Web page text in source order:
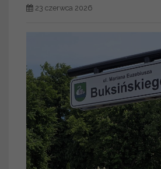
23 czerwca 2026